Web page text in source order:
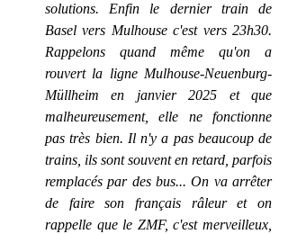
solutions. Enfin le dernier train de
Basel vers Mulhouse c'est vers 23h30.
Rappelons quand même qu'on a
rouvert la ligne Mulhouse-Neuenburg-
Müllheim en janvier 2025 et que
malheureusement, elle ne fonctionne
pas très bien. Il n'y a pas beaucoup de
trains, ils sont souvent en retard, parfois
remplacés par des bus... On va arrêter
de faire son français râleur et on
rappelle que le ZMF, c'est merveilleux,